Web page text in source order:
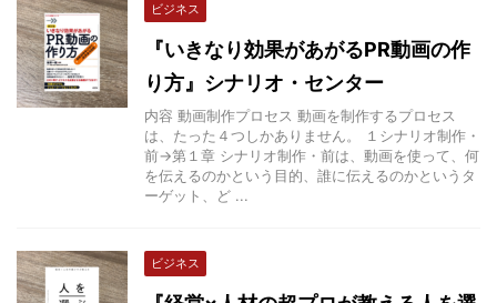
ビジネス
『いきなり効果があがるPR動画の作
り方』シナリオ・センター
内容 動画制作プロセス 動画を制作するプロセス
は、たった４つしかありません。 １シナリオ制作・
前→第１章 シナリオ制作・前は、動画を使って、何
を伝えるのかという目的、誰に伝えるのかというタ
ーゲット、ど ...
ビジネス